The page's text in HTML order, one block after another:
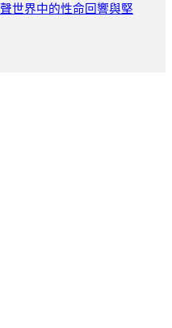
世界中的性命回響與堅